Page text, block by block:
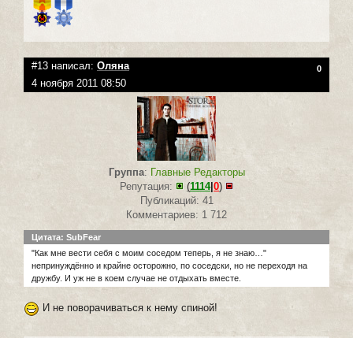
#13 написал: Оляна 0
4 ноября 2011 08:50
Группа: Главные Редакторы
Репутация:
(1114| 0)
Публикаций: 41
Комментариев: 1 712
Цитата: SubFear
"Как мне вести себя с моим соседом теперь, я не знаю…"
непринуждённо и крайне осторожно, по соседски, но не переходя на
дружбу. И уж не в коем случае не отдыхать вместе.
И не поворачиваться к нему спиной!